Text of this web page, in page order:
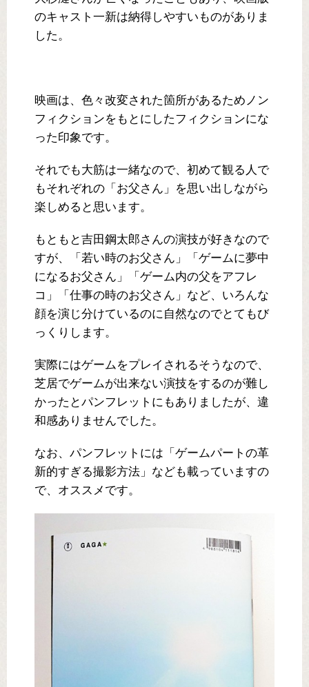
のキャスト一新は納得しやすいものがありま
した。
映画は、色々改変された箇所があるためノン
フィクションをもとにしたフィクションにな
った印象です。
それでも大筋は一緒なので、初めて観る人で
もそれぞれの「お父さん」を思い出しながら
楽しめると思います。
もともと吉田鋼太郎さんの演技が好きなので
すが、「若い時のお父さん」「ゲームに夢中
になるお父さん」「ゲーム内の父をアフレ
コ」「仕事の時のお父さん」など、いろんな
顔を演じ分けているのに自然なのでとてもび
っくりします。
実際にはゲームをプレイされるそうなので、
芝居でゲームが出来ない演技をするのが難し
かったとパンフレットにもありましたが、違
和感ありませんでした。
なお、パンフレットには「ゲームパートの革
新的すぎる撮影方法」なども載っていますの
で、オススメです。